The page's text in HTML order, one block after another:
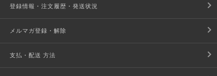
登録情報・注文履歴・発送状況
メルマガ登録・解除
支払・配送 方法